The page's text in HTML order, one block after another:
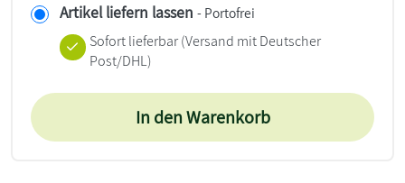
Artikel liefern lassen - Portofrei
Sofort lieferbar(Versand mit Deutscher
Post/DHL)
In den Warenkorb